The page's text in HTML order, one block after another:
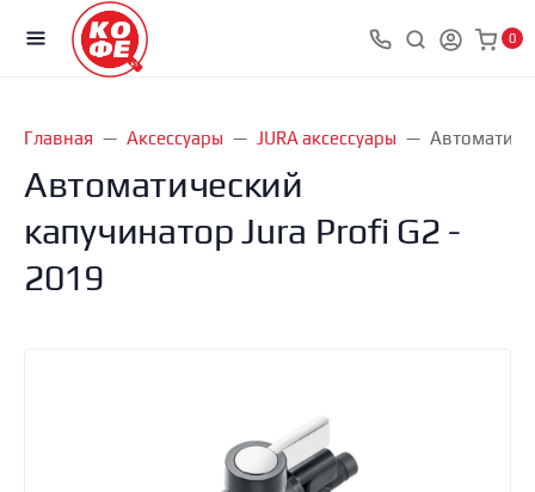
0
Главная Аксессуары JURA аксессуары
Автоматический
капучинатор Jura Profi G2 -
2019